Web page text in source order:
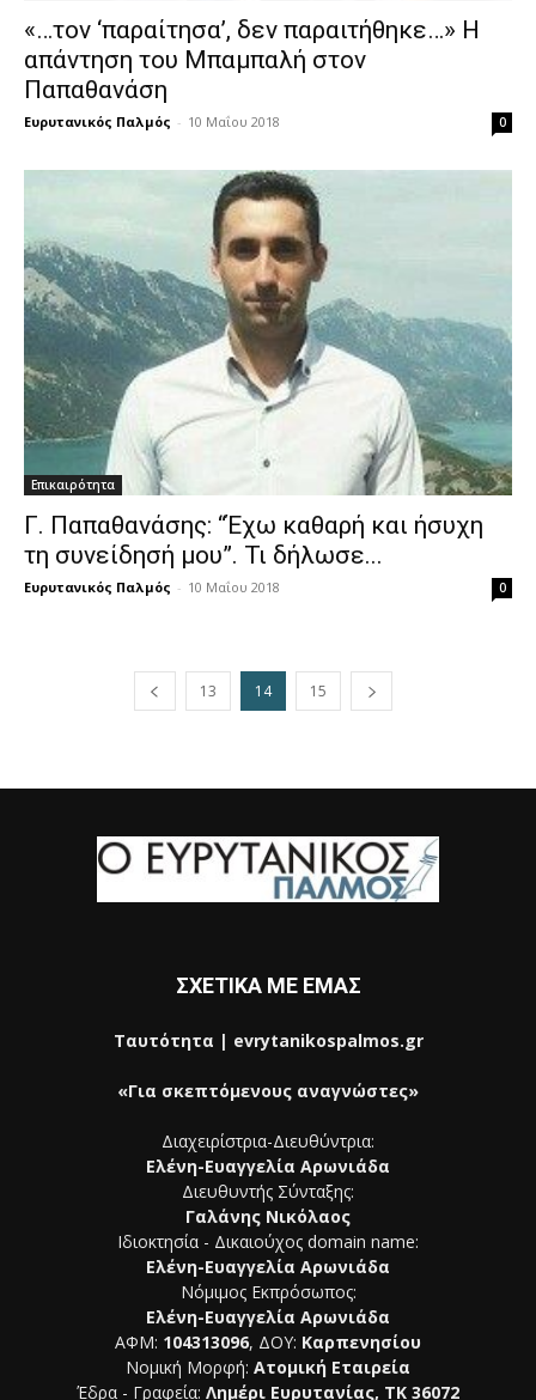
«…τον ‘παραίτησα’, δεν παραιτήθηκε…» Η
απάντηση του Μπαμπαλή στον
Παπαθανάση
Ευρυτανικός Παλμός - 10 Μαΐου 2018 0
Επικαιρότητα
Γ. Παπαθανάσης: “Έχω καθαρή και ήσυχη
τη συνείδησή μου”. Τι δήλωσε...
Ευρυτανικός Παλμός - 10 Μαΐου 2018 0
13 14 15
ΣΧΕΤΙΚΑ ΜΕ ΕΜΑΣ
Ταυτότητα | evrytanikospalmos.gr
«Για σκεπτόμενους αναγνώστες»
Διαχειρίστρια-Διευθύντρια:
Ελένη-Ευαγγελία Αρωνιάδα
Διευθυντής Σύνταξης:
Γαλάνης Νικόλαος
Ιδιοκτησία - Δικαιούχος domain name:
Ελένη-Ευαγγελία Αρωνιάδα
Νόμιμος Εκπρόσωπος:
Ελένη-Ευαγγελία Αρωνιάδα
ΑΦΜ: 104313096, ΔΟΥ: Καρπενησίου
Νομική Μορφή: Ατομική Εταιρεία
Έδρα - Γραφεία: Λημέρι Ευρυτανίας, ΤΚ 36072